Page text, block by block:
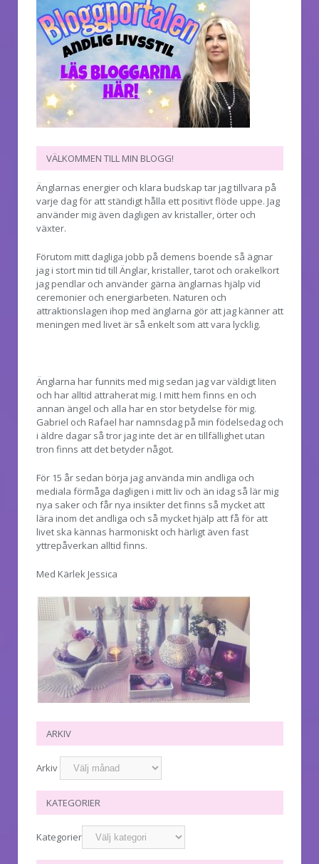
VÄLKOMMEN TILL MIN BLOGG!
Änglarnas energier och klara budskap tar jag tillvara på
varje dag för att ständigt hålla ett positivt flöde uppe. Jag
använder mig även dagligen av kristaller, örter och
växter.
Förutom mitt dagliga jobb på demens boende så ägnar
jag i stort min tid till Änglar, kristaller, tarot och orakelkort
jag pendlar och använder gärna änglarnas hjälp vid
ceremonier och energiarbeten. Naturen och
attraktionslagen ihop med änglarna gör att jag känner att
meningen med livet är så enkelt som att vara lycklig.
Änglarna har funnits med mig sedan jag var väldigt liten
och har alltid attraherat mig. I mitt hem finns en och
annan ängel och alla har en stor betydelse för mig.
Gabriel och Rafael har namnsdag på min födelsedag och
i äldre dagar så tror jag inte det är en tillfällighet utan
tron finns att det betyder något.
För 15 år sedan börja jag använda min andliga och
mediala förmåga dagligen i mitt liv och än idag så lär mig
nya saker och får nya insikter det finns så mycket att
lära inom det andliga och så mycket hjälp att få för att
livet ska kännas harmoniskt och härligt även fast
yttrepåverkan alltid finns.
Med Kärlek Jessica
ARKIV
Arkiv
KATEGORIER
Kategorier